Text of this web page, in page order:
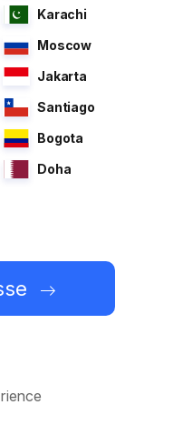
Karachi
Moscow
Jakarta
Santiago
Bogota
Doha